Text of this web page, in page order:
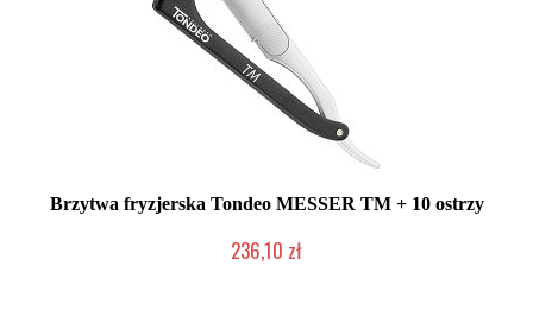
Brzytwa fryzjerska Tondeo MESSER TM + 10 ostrzy
236,10 zł